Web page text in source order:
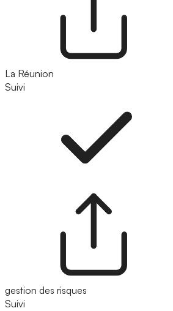
La Réunion
Suivi
gestion des risques
Suivi